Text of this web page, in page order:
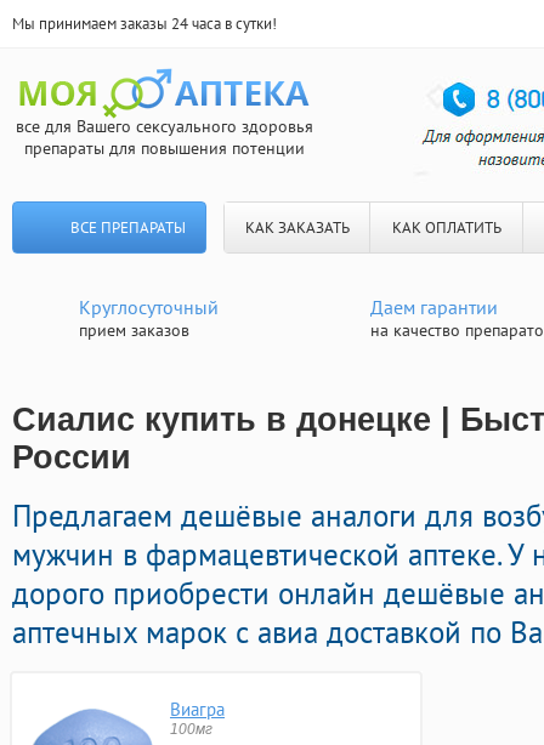
Мы принимаем заказы 24 часа в сутки!
все для Вашего сексуального здоровья
препараты для повышения потенции
ВСЕ ПРЕПАРАТЫ КАК ЗАКАЗАТЬ КАК ОПЛАТИТЬ
Круглосуточный
прием заказов
Даем гарантии
на качество
Сиалис купить в донецке |
России
Предлагаем дешёвые аналоги для
мужчин в фармацевтической аптеке.
дорого приобрести онлайн дешёвые
аптечных марок с авиа доставкой по
Виагра
100мг